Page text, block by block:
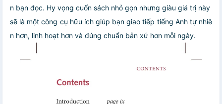
n bạn đọc. Hy vọng cuốn sách nhỏ gọn nhưng giàu giá trị này
sẽ là một công cụ hữu ích giúp bạn giao tiếp tiếng Anh tự nhiê
n hơn, linh hoạt hơn và đúng chuẩn bản xứ hơn mỗi ngày.